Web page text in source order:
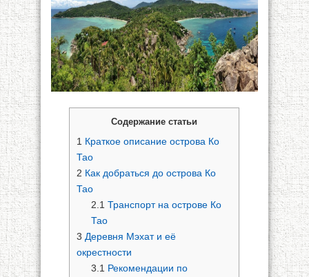
Содержание статьи
1 Краткое описание острова Ко
Тао
2 Как добраться до острова Ко
Тао
2.1 Транспорт на острове Ко
Тао
3 Деревня Мэхат и её
окрестности
3.1 Рекомендации по